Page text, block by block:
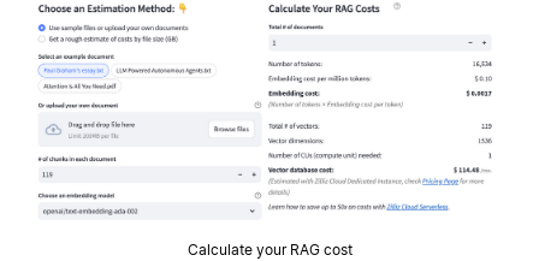
Calculate your RAG cost